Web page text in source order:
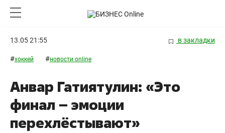
13.05 21:55 в закладки
#хоккей #новости online
Анвар Гатиятулин: «Это
финал – эмоции
перехлёстывают»